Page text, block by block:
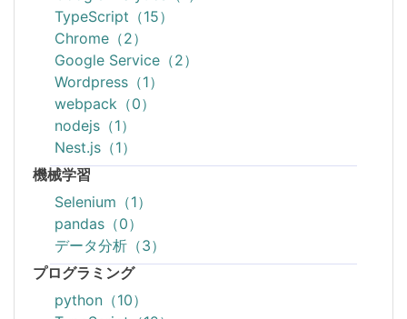
TypeScript（15）
Chrome（2）
Google Service（2）
Wordpress（1）
webpack（0）
nodejs（1）
Nest.js（1）
機械学習
Selenium（1）
pandas（0）
データ分析（3）
プログラミング
python（10）